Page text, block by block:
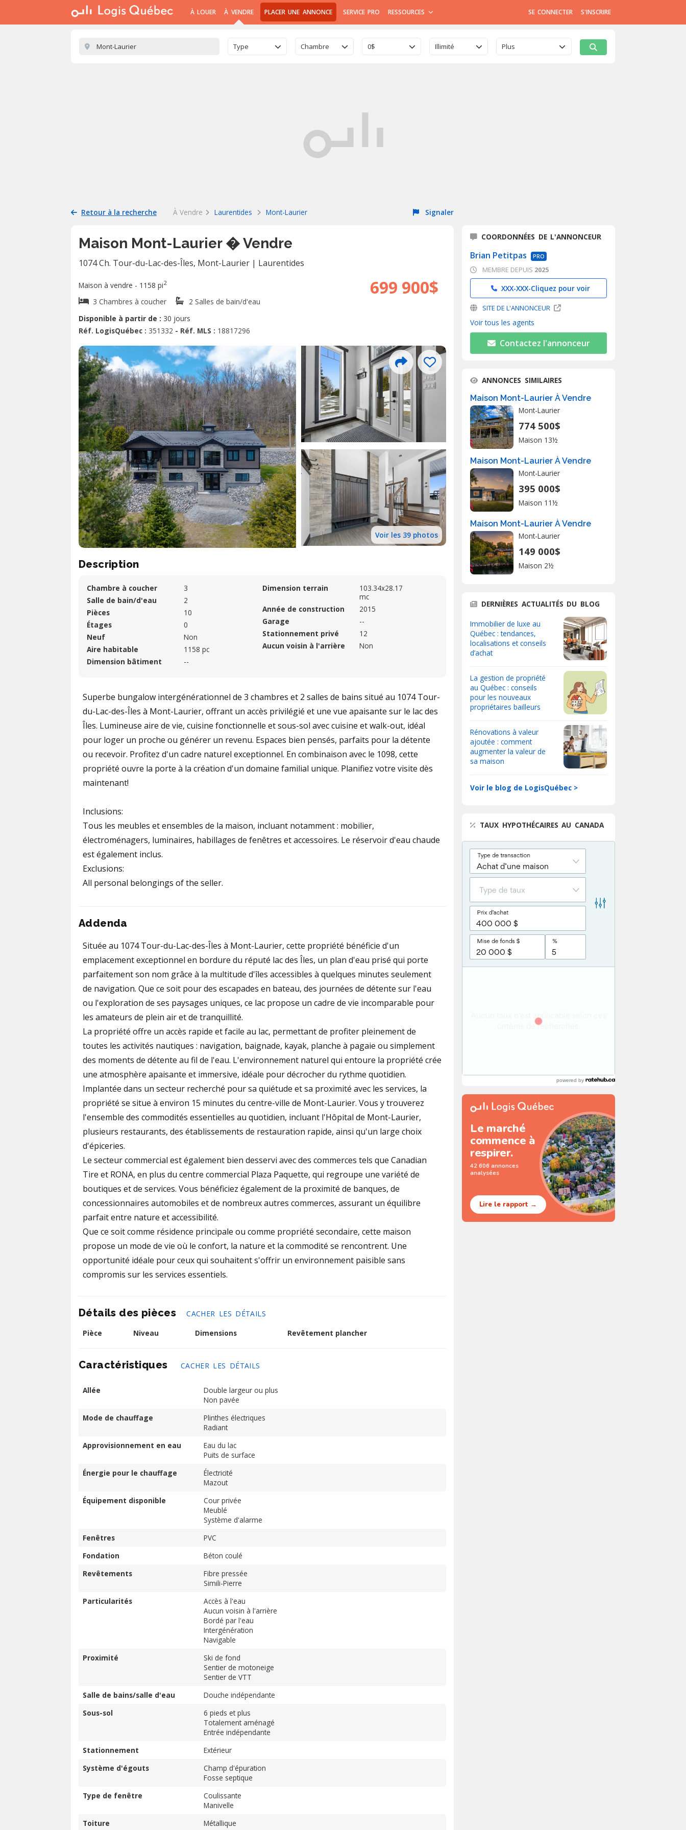
À LOUER À VENDRE PLACER UNE ANNONCE SERVICE PRO RESSOURCES SE CONNECTER S'INSCRIRE
Type Chambre 0$ Illimité Plus
Retour à la recherche À Vendre Laurentides Mont-Laurier Signaler
Maison Mont-Laurier � Vendre
1074 Ch. Tour-du-Lac-des-Îles, Mont-Laurier | Laurentides
699 900$
Maison à vendre - 1158 pi2
3 Chambres à coucher
2 Salles de bain/d'eau
Disponible à partir de : 30 jours
Réf. LogisQuébec : 351332 - Réf. MLS : 18817296
Voir les 39 photos
Description
Chambre à coucher
3
Salle de bain/d'eau
2
Pièces
10
Étages
0
Neuf
Non
Aire habitable
1158 pc
Dimension bâtiment
--
Dimension terrain
103.34x28.17
mc
Année de construction
2015
Garage
--
Stationnement privé
12
Aucun voisin à l'arrière
Non
Superbe bungalow intergénérationnel de 3 chambres et 2 salles de bains situé au 1074 Tour-
du-Lac-des-Îles à Mont-Laurier, offrant un accès privilégié et une vue apaisante sur le lac des
Îles. Lumineuse aire de vie, cuisine fonctionnelle et sous-sol avec cuisine et walk-out, idéal
pour loger un proche ou générer un revenu. Espaces bien pensés, parfaits pour la détente
ou recevoir. Profitez d'un cadre naturel exceptionnel. En combinaison avec le 1098, cette
propriété ouvre la porte à la création d'un domaine familial unique. Planifiez votre visite dès
maintenant!
Inclusions:
Tous les meubles et ensembles de la maison, incluant notamment : mobilier,
électroménagers, luminaires, habillages de fenêtres et accessoires. Le réservoir d'eau chaude
est également inclus.
Exclusions:
All personal belongings of the seller.
Addenda
Située au 1074 Tour-du-Lac-des-Îles à Mont-Laurier, cette propriété bénéficie d'un
emplacement exceptionnel en bordure du réputé lac des Îles, un plan d'eau prisé qui porte
parfaitement son nom grâce à la multitude d'îles accessibles à quelques minutes seulement
de navigation. Que ce soit pour des escapades en bateau, des journées de détente sur l'eau
ou l'exploration de ses paysages uniques, ce lac propose un cadre de vie incomparable pour
les amateurs de plein air et de tranquillité.
La propriété offre un accès rapide et facile au lac, permettant de profiter pleinement de
toutes les activités nautiques : navigation, baignade, kayak, planche à pagaie ou simplement
des moments de détente au fil de l'eau. L'environnement naturel qui entoure la propriété crée
une atmosphère apaisante et immersive, idéale pour décrocher du rythme quotidien.
Implantée dans un secteur recherché pour sa quiétude et sa proximité avec les services, la
propriété se situe à environ 15 minutes du centre-ville de Mont-Laurier. Vous y trouverez
l'ensemble des commodités essentielles au quotidien, incluant l'Hôpital de Mont-Laurier,
plusieurs restaurants, des établissements de restauration rapide, ainsi qu'un large choix
d'épiceries.
Le secteur commercial est également bien desservi avec des commerces tels que Canadian
Tire et RONA, en plus du centre commercial Plaza Paquette, qui regroupe une variété de
boutiques et de services. Vous bénéficiez également de la proximité de banques, de
concessionnaires automobiles et de nombreux autres commerces, assurant un équilibre
parfait entre nature et accessibilité.
Que ce soit comme résidence principale ou comme propriété secondaire, cette maison
propose un mode de vie où le confort, la nature et la commodité se rencontrent. Une
opportunité idéale pour ceux qui souhaitent s'offrir un environnement paisible sans
compromis sur les services essentiels.
Détails des pièces
CACHER LES DÉTAILS
Pièce
Niveau Dimensions Revêtement plancher
Caractéristiques CACHER LES DÉTAILS
Allée
Double largeur ou plus
Non pavée
Mode de chauffage
Plinthes électriques
Radiant
Approvisionnement en eau
Eau du lac
Puits de surface
Énergie pour le chauffage
Électricité
Mazout
Équipement disponible
Cour privée
Meublé
Système d'alarme
Fenêtres
PVC
Fondation
Béton coulé
Revêtements
Fibre pressée
Simili-Pierre
Particularités
Accès à l'eau
Aucun voisin à l'arrière
Bordé par l'eau
Intergénération
Navigable
Proximité
Ski de fond
Sentier de motoneige
Sentier de VTT
Salle de bains/salle d'eau
Douche indépendante
Sous-sol
6 pieds et plus
Totalement aménagé
Entrée indépendante
Stationnement
Extérieur
Système d'égouts
Champ d'épuration
Fosse septique
Type de fenêtre
Coulissante
Manivelle
Toiture
Métallique
COORDONNÉES DE L'ANNONCEUR
Brian Petitpas PRO
MEMBRE DEPUIS 2025
XXX-XXX-Cliquez pour voir
SITE DE L'ANNONCEUR
Voir tous les agents
Contactez l'annonceur
ANNONCES SIMILAIRES
Maison Mont-Laurier À Vendre
Mont-Laurier
774 500$
Maison 13½
Maison Mont-Laurier À Vendre
Mont-Laurier
395 000$
Maison 11½
Maison Mont-Laurier À Vendre
Mont-Laurier
149 000$
Maison 2½
DERNIÈRES ACTUALITÉS DU BLOG
Immobilier de luxe au
Québec : tendances,
localisations et conseils
d’achat
La gestion de propriété
au Québec : conseils
pour les nouveaux
propriétaires bailleurs
Rénovations à valeur
ajoutée : comment
augmenter la valeur de
sa maison
Voir le blog de LogisQuébec >
TAUX HYPOTHÉCAIRES AU CANADA
powered by
Le marché
commence à
respirer.
42 606 annonces
analysées
Lire le rapport →